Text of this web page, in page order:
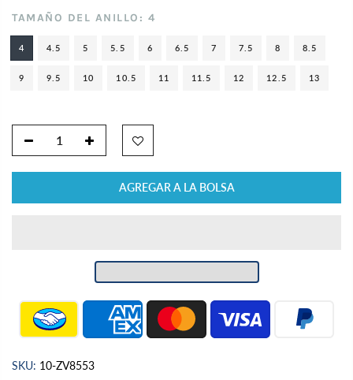
TAMAÑO DEL ANILLO: 4
4 4.5 5 5.5 6 6.5 7 7.5 8 8.5
9 9.5 10 10.5 11 11.5 12 12.5 13
AGREGAR A LA BOLSA
SKU: 10-ZV8553